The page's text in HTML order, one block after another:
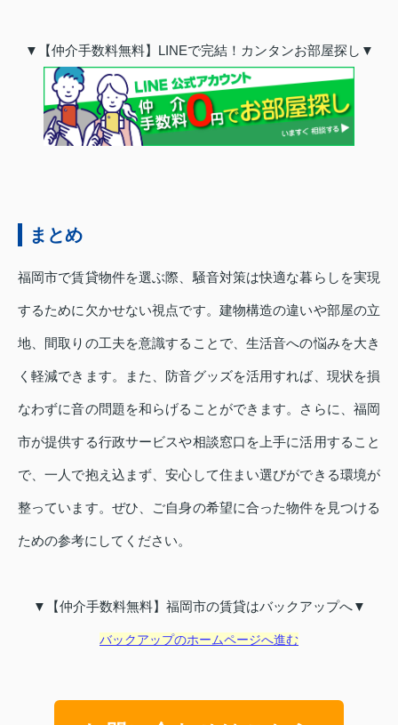
▼【仲介手数料無料】LINEで完結！カンタンお部屋探し▼
まとめ
福岡市で賃貸物件を選ぶ際、騒音対策は快適な暮らしを実現
するために欠かせない視点です。建物構造の違いや部屋の立
地、間取りの工夫を意識することで、生活音への悩みを大き
く軽減できます。また、防音グッズを活用すれば、現状を損
なわずに音の問題を和らげることができます。さらに、福岡
市が提供する行政サービスや相談窓口を上手に活用すること
で、一人で抱え込まず、安心して住まい選びができる環境が
整っています。ぜひ、ご自身の希望に合った物件を見つける
ための参考にしてください。
▼【仲介手数料無料】福岡市の賃貸はバックアップへ▼
バックアップのホームページへ進む